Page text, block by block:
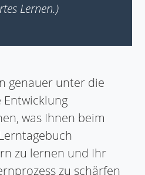
Lernen.)
genauer unter die
was Ihnen beim
zu lernen und Ihr
zu schärfen